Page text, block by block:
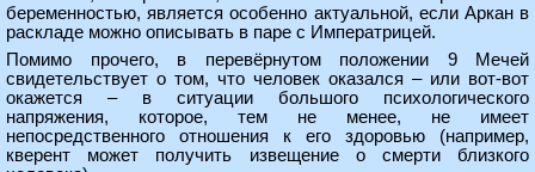
беременностью, является особенно актуальной, если Аркан в
раскладе можно описывать в паре с Императрицей.
Помимо прочего, в перевёрнутом положении 9 Мечей
свидетельствует о том, что человек оказался – или вот-вот
окажется – в ситуации большого психологического
напряжения, которое, тем не менее, не имеет
непосредственного отношения к его здоровью (например,
кверент может получить извещение о смерти близкого